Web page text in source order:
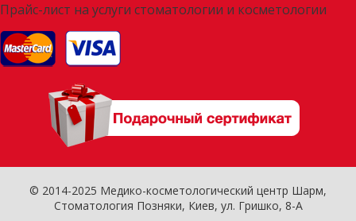
Прайс-лист на услуги стоматологии и косметологии
© 2014-2025 Медико-косметологический центр Шарм,
Стоматология Позняки, Киев, ул. Гришко, 8-А